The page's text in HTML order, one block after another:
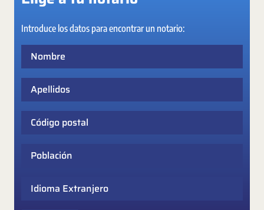
Introduce los datos para encontrar un notario:
Apellidos
Código postal
Población
Idioma Extranjero